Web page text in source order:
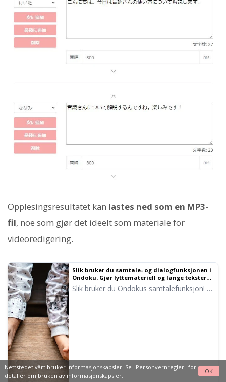
Opplesingsresultatet kan lastes ned som en MP3-
fil, noe som gjør det ideelt som materiale for
videoredigering.
Slik bruker du samtale- og dialogfunksjonen i
Ondoku. Gjør lyttemateriell og lange tekster
mer praktiske med talesyntese! | Ondoku
Slik bruker du Ondokus samtalefunksjon! Vi
Nettstedet vårt bruker informasjonskapsler. Se "Personvernregler" for
detaljer om bruken av informasjonskapsler.
OK